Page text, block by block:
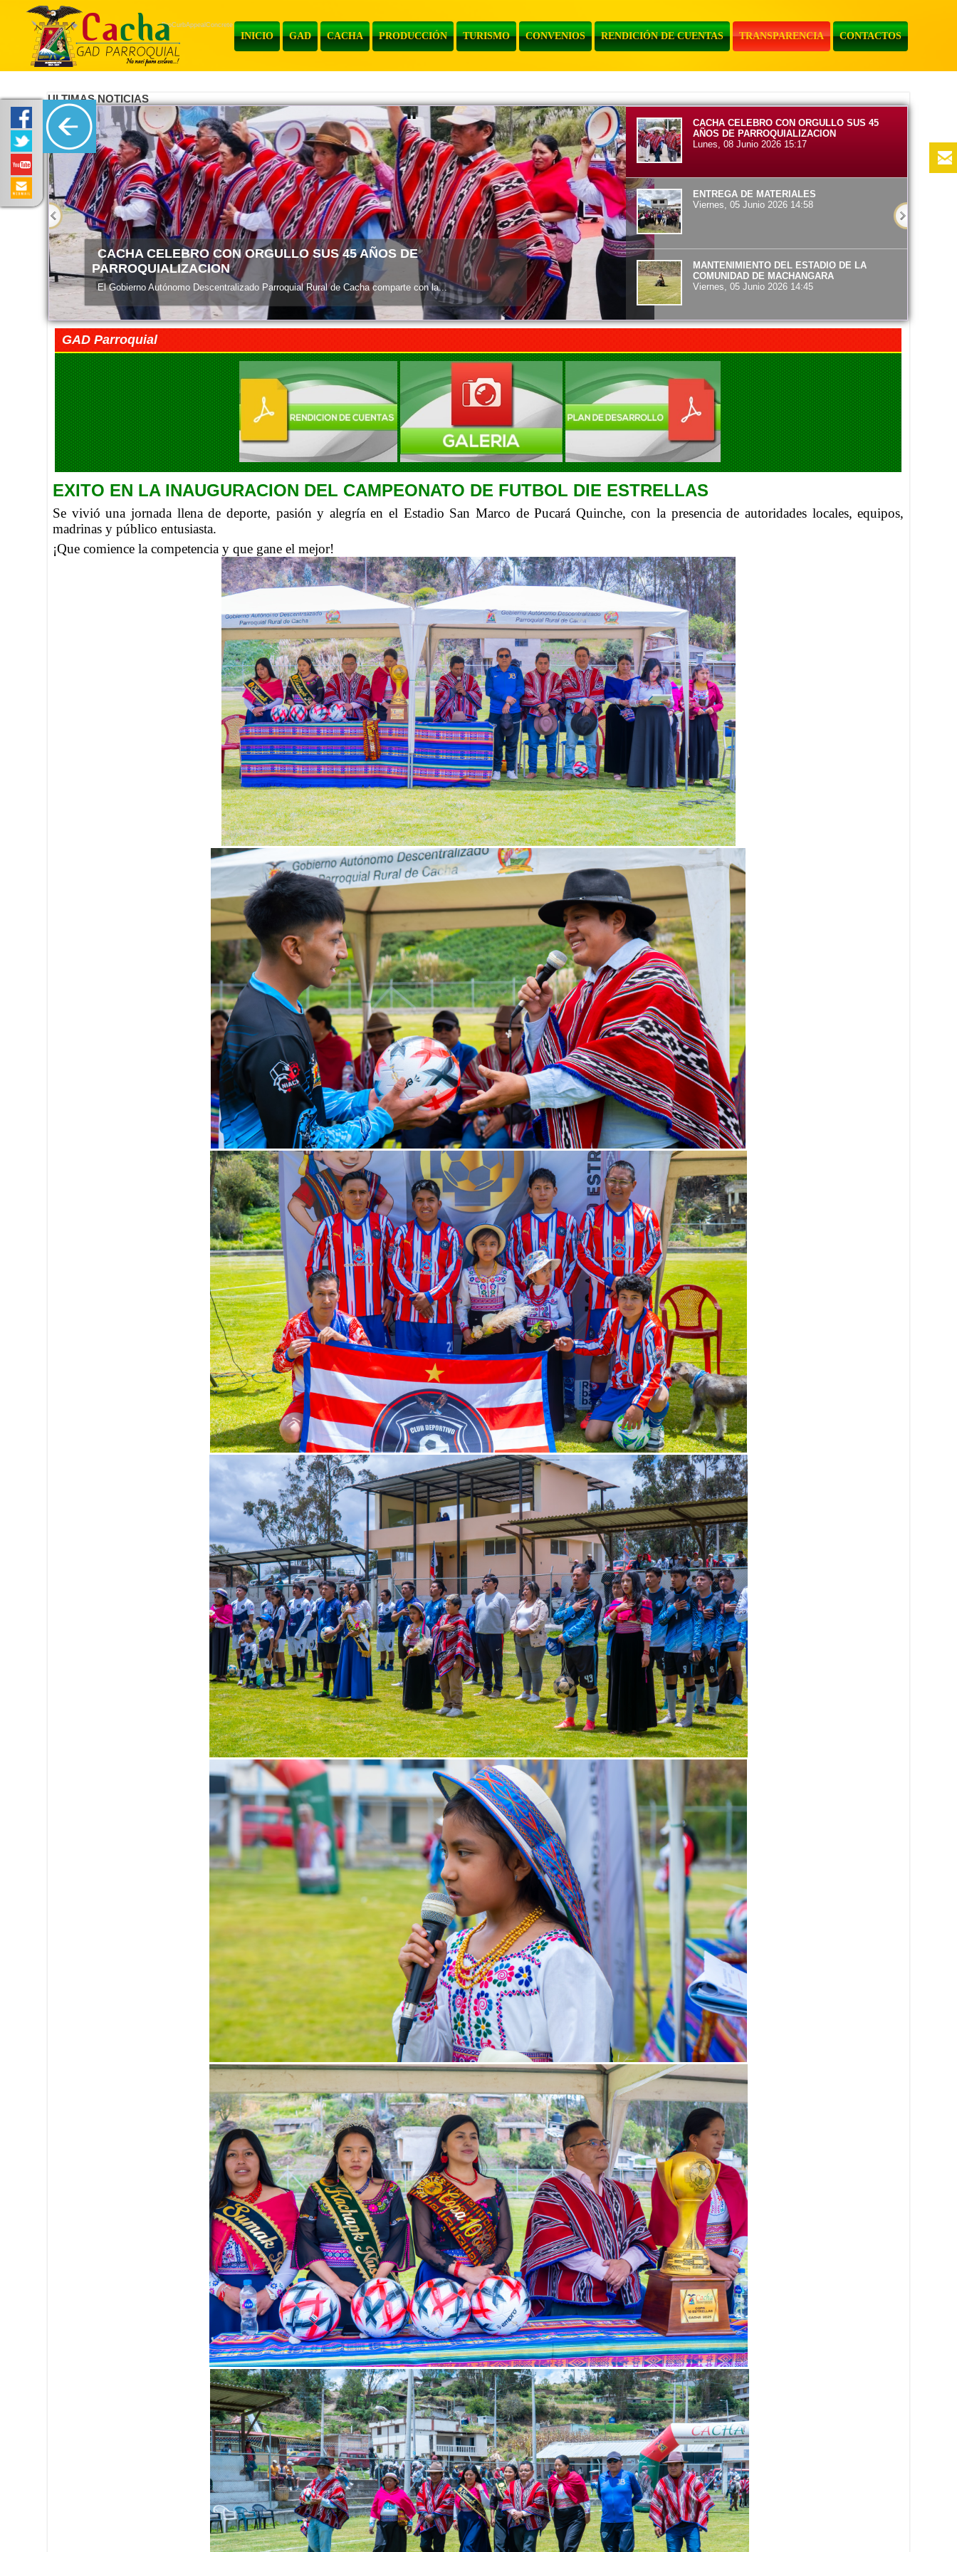
INICIO GAD CACHA PRODUCCIÓN TURISMO CONVENIOS RENDICIÓN DE CUENTAS TRANSPARENCIA CONTACTOS
ProCurbAppealConcrete
ULTIMAS NOTICIAS
ENTREGA DE MATERIALES
El Gobierno Autónomo Descentralizado Parroquial Rural de Cacha informa a la...
CACHA CELEBRO CON ORGULLO SUS 45
AÑOS DE PARROQUIALIZACION
Lunes, 08 Junio 2026 15:17
ENTREGA DE MATERIALES
Viernes, 05 Junio 2026 14:58
MANTENIMIENTO DEL ESTADIO DE LA
COMUNIDAD DE MACHANGARA
Viernes, 05 Junio 2026 14:45
EXITO EN LA INAUGURACION DEL
CAMPEONATO DE FUTBOL DIE ESTRELLAS
Viernes, 05 Septiembre 2025 20:08
COMUNIDAD DE GAUBUG
PARROQUIA CACHA
Viernes, 05 Septiembre 2025 20:00
GAD Parroquial
EXITO EN LA INAUGURACION DEL CAMPEONATO DE FUTBOL DIE ESTRELLAS
Se vivió una jornada llena de deporte, pasión y alegría en el Estadio San Marco de Pucará Quinche, con la presencia de autoridades locales, equipos,
madrinas y público entusiasta.
¡Que comience la competencia y que gane el mejor!